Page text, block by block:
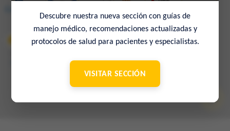
Descubre nuestra nueva sección con guías de
manejo médico, recomendaciones actualizadas y
protocolos de salud para pacientes y especialistas.
VISITAR SECCIÓN